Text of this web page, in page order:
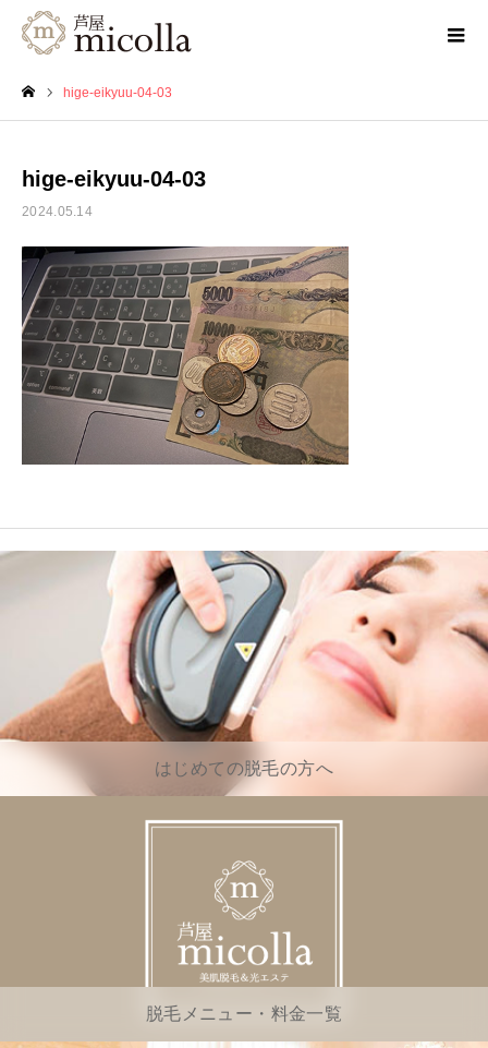
hige-eikyuu-04-03
hige-eikyuu-04-03
2024.05.14
はじめての脱毛の方へ
脱毛メニュー・料金一覧